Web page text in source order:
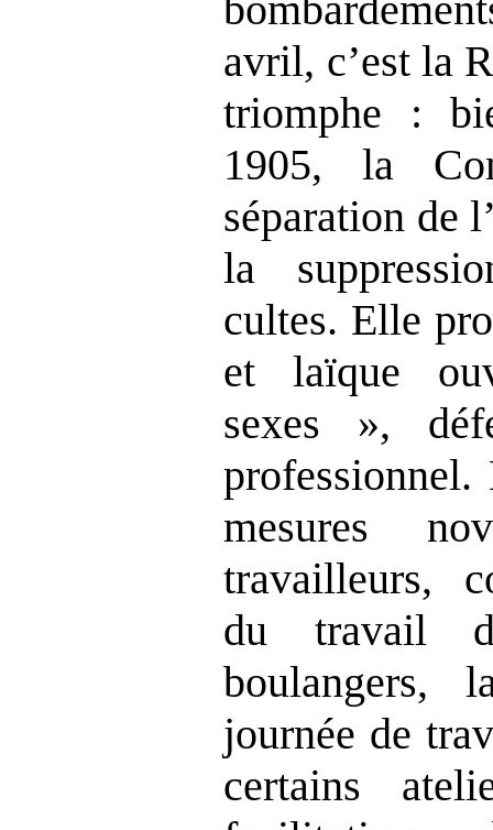
avril, c’est la
triomphe :
1905, la
séparation de
la
cultes. Elle
et laïque
sexes »,
professionnel.
mesures
travailleurs,
du travail
journée de
certains